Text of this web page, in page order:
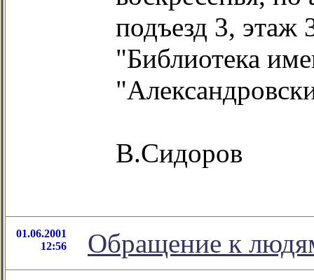
подъезд 3, этаж
"Библиотека
В.Сидоров
01.06.2001
12:56
Обращение к